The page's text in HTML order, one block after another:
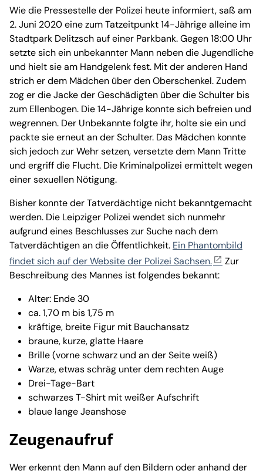
Wie die Pressestelle der Polizei heute informiert, saß am
2. Juni 2020 eine zum Tatzeitpunkt 14-Jährige alleine im
Stadtpark Delitzsch auf einer Parkbank. Gegen 18:00 Uhr
setzte sich ein unbekannter Mann neben die Jugendliche
und hielt sie am Handgelenk fest. Mit der anderen Hand
strich er dem Mädchen über den Oberschenkel. Zudem
zog er die Jacke der Geschädigten über die Schulter bis
zum Ellenbogen. Die 14-Jährige konnte sich befreien und
wegrennen. Der Unbekannte folgte ihr, holte sie ein und
packte sie erneut an der Schulter. Das Mädchen konnte
sich jedoch zur Wehr setzen, versetzte dem Mann Tritte
und ergriff die Flucht. Die Kriminalpolizei ermittelt wegen
einer sexuellen Nötigung.
Bisher konnte der Tatverdächtige nicht bekanntgemacht
werden. Die Leipziger Polizei wendet sich nunmehr
aufgrund eines Beschlusses zur Suche nach dem
Tatverdächtigen an die Öffentlichkeit. Ein Phantombild
findet sich auf der Website der Polizei Sachsen.
Zur
Beschreibung des Mannes ist folgendes bekannt:
Alter: Ende 30
ca. 1,70 m bis 1,75 m
kräftige, breite Figur mit Bauchansatz
braune, kurze, glatte Haare
Brille (vorne schwarz und an der Seite weiß)
Warze, etwas schräg unter dem rechten Auge
Drei-Tage-Bart
schwarzes T-Shirt mit weißer Aufschrift
blaue lange Jeanshose
Zeugenaufruf
Wer erkennt den Mann auf den Bildern oder anhand der